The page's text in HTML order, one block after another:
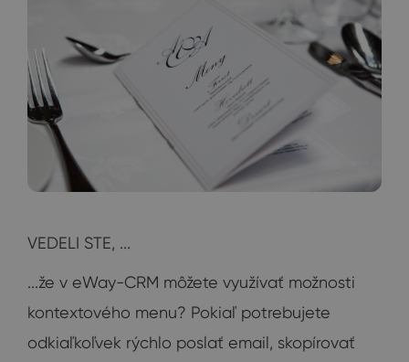
VEDELI STE, ...
...že v eWay-CRM môžete využívať možnosti
kontextového menu? Pokiaľ potrebujete
odkiaľkoľvek rýchlo poslať email, skopírovať